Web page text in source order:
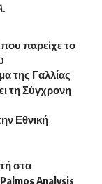
παρείχε το
της Γαλλίας
τη Σύγχρονη
Εθνική
στα
Analysis